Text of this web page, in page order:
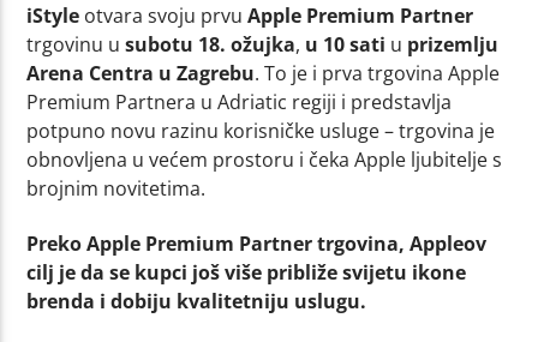
iStyle otvara svoju prvuApple Premium Partner
trgovinu usubotu 18. ožujka, u 10 sati u prizemlju
Arena Centra u Zagrebu. To je i prva trgovina Apple
Premium Partnera u Adriatic regiji i predstavlja
potpuno novu razinu korisničke usluge – trgovina je
obnovljena u većem prostoru i čeka Apple ljubitelje s
brojnim novitetima.
Preko Apple Premium Partner trgovina, Appleov
cilj je da se kupci još više približe svijetu ikone
brenda i dobiju kvalitetniju uslugu.